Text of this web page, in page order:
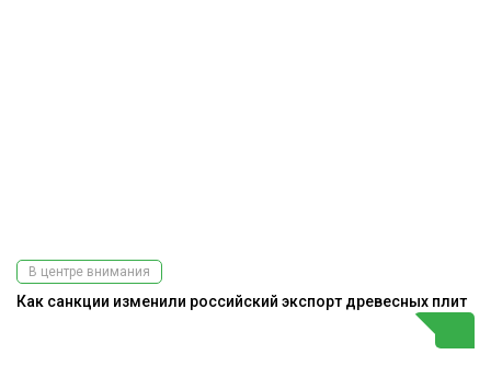
В центре внимания
Как санкции изменили российский экспорт древесных плит